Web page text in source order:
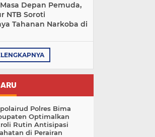
Depan Pemuda,
NTB Soroti
Tahanan Narkoba di
Polres Bima
Optimalkan
Rutin Antisipasi
di Perairan